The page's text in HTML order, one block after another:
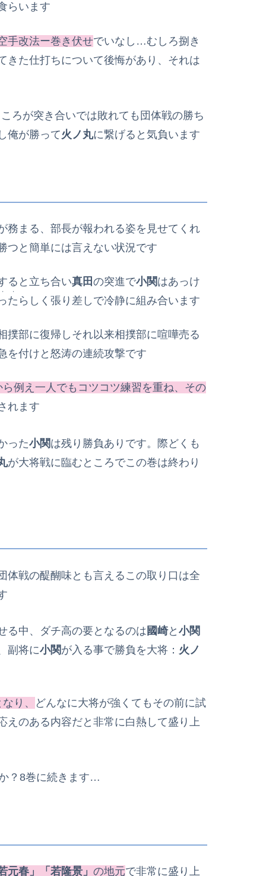
らいます
手改法ー巻き伏せでいなし…むしろ捌き
きた仕打ちについて後悔があり、それは
ろが突き合いでは敗れても団体戦の勝ち
俺が勝って火ノ丸に繋げると気負います
務まる、部長が報われる姿を見せてくれ
つと簡単には言えない状況です
ると立ち合い真田 の突進で小関はあっけ
た
・
らしく張り差しで冷静に組み合います
撲部に復帰しそれ以来相撲部に喧嘩売る
を付けと怒涛の連続攻撃です
ら例え一人でもコツコツ練習を重ね、その
れます
った小関は残り勝負ありです。際どくも
が大将戦に臨むところでこの巻は終わり
体戦の醍醐味とも言えるこの取り口は全
る中、ダチ高の要となるのは 國崎と 小関
副将に小関が入る事で勝負を大将： 火ノ
り、
どんなに大将が強くてもその前に試
えのある内容だと非常に白熱して盛り上
？8巻に続きます…
元春」「若隆景」 の地元で非常に盛り上